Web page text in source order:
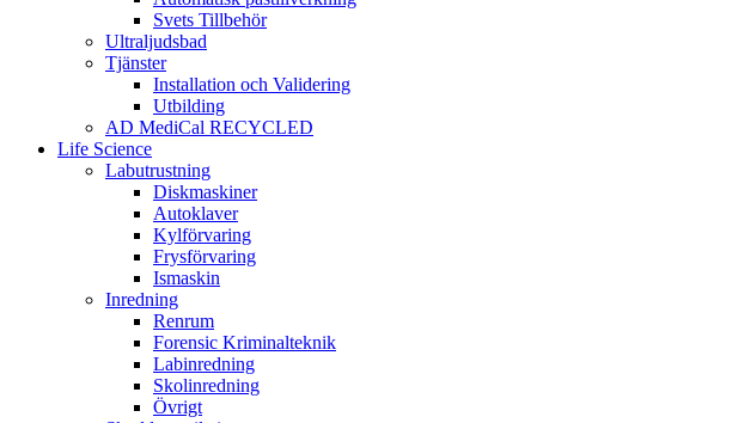
Svets Tillbehör
Ultraljudsbad
Tjänster
Installation och Validering
Utbilding
AD MediCal RECYCLED
Life Science
Labutrustning
Diskmaskiner
Autoklaver
Kylförvaring
Frysförvaring
Ismaskin
Inredning
Renrum
Forensic Kriminalteknik
Labinredning
Skolinredning
Övrigt